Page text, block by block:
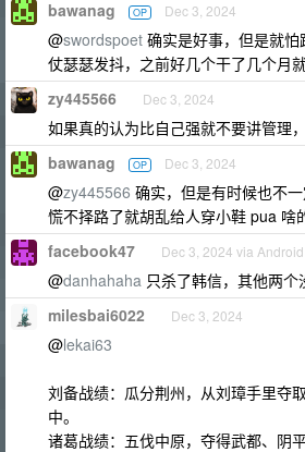
bawanag OP Dec 3, 2024
@swordspoet 确实是好事，但是就
仗瑟瑟发抖，之前好几个干了几个月
zy445566 Dec 3, 2024
如果真的认为比自己强就不要讲管理
bawanag OP Dec 3, 2024
@zy445566 确实，但是有时候也不
慌不择路了就胡乱给人穿小鞋 pua 啥
facebook47 Dec 3, 2024 via Android
@danhahaha 只杀了韩信，其他两个
milesbai6022 Dec 3, 2024
@lekai63
刘备战绩：瓜分荆州，从刘璋手里夺
中。
诸葛战绩：五伐中原，夺得武都、阴